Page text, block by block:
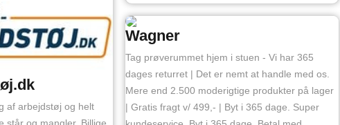
af arbejdstøj og helt
står og mangler. Billige
Wagner
Tag prøverummet hjem i stuen - Vi har 365
dages returret | Det er nemt at handle med os.
Mere end 2.500 moderigtige produkter på lager
| Gratis fragt v/ 499,- | Byt i 365 dage. Super